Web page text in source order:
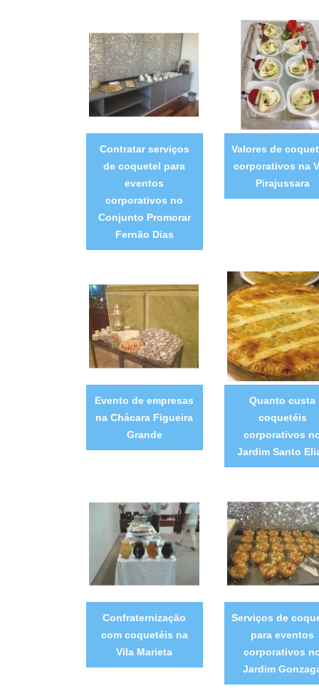
Contratar serviços
de coquetel para
eventos
corporativos no
Conjunto Promorar
Fernão Dias
Valores de
corporativos na
Pirajussara
Evento de empresas
na Chácara Figueira
Grande
Quanto custa
coquetéis
corporativos
Jardim Santo
Confraternização
com coquetéis na
Vila Marieta
Serviços de
para eventos
corporativos
Jardim